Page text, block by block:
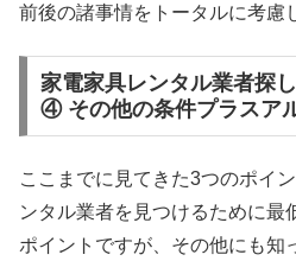
前後の諸事情をトータルに考慮
家電家具レンタル業者探
④ その他の条件プラスア
ここまでに見てきた3つのポイ
ンタル業者を見つけるために最
ポイントですが、その他にも知